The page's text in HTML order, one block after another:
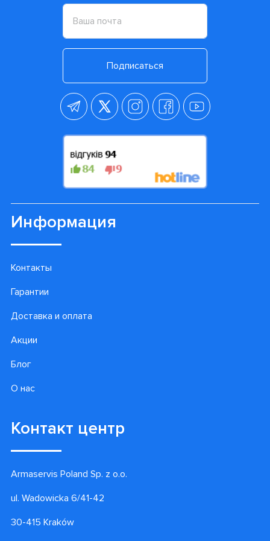
Подписаться
Информация
Контакты
Гарантии
Доставка и оплата
Акции
Блог
О нас
Контакт центр
Armaservis Poland Sp. z o.o.
ul. Wadowicka 6/41-42
30-415 Kraków